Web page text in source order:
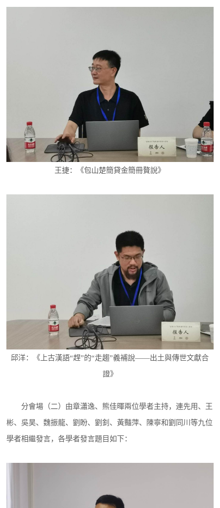
王捷：《包山楚簡貸金簡冊贅說》
邱洋：《上古漢語“趕”的“走趨”義補說——出土與傳世文獻合
證》
分會場（二）由章瀟逸、熊佳暉兩位學者主持，連先用、王
彬、吳昊、魏振龍、劉盼、劉釗、黃豔萍、陳寧和劉同川等九位
學者相繼發言，各學者發言題目如下：